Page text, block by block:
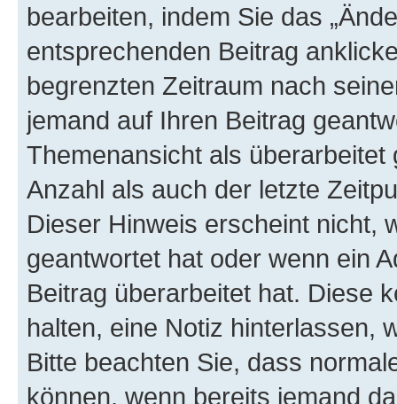
bearbeiten, indem Sie das
entsprechenden Beitrag
begrenzten Zeitraum nach
jemand auf Ihren Beitrag
Themenansicht als
Anzahl als auch der letzte
Dieser Hinweis erscheint nicht,
geantwortet hat oder wenn ein
Beitrag überarbeitet hat. Diese
halten, eine Notiz hinterlassen,
Bitte beachten Sie, dass
können, wenn bereits jemand